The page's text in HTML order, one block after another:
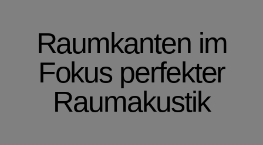
Raumkanten im
Fokus perfekter
Raumakustik